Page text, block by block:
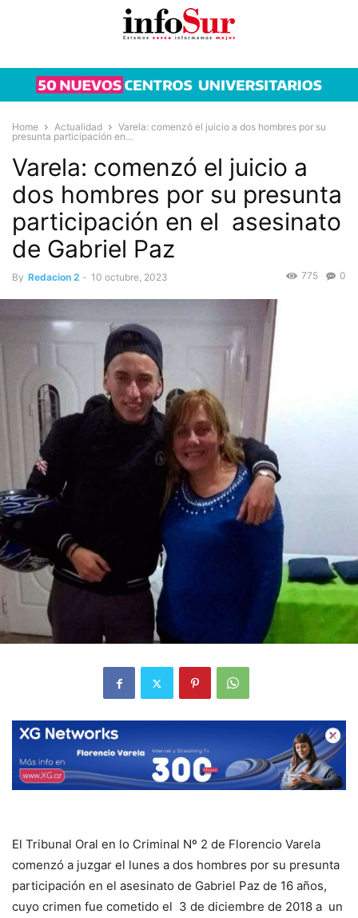
Home Actualidad
Varela: comenzó el juicio a dos hombres por su
presunta participación en...
Varela: comenzó el juicio a
dos hombres por su presunta
participación en el asesinato
de Gabriel Paz
By Redacion 2 - 10 octubre, 2023 0
775
El Tribunal Oral en lo Criminal Nº 2 de Florencio Varela
comenzó a juzgar el lunes a dos hombres por su presunta
participación en el asesinato de Gabriel Paz de 16 años,
cuyo crimen fue cometido el 3 de diciembre de 2018 a un